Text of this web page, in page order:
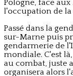
Pologne, face
l'occupation de la
Passé dans la
sur-Marne puis
gendarmerie de
mondiale. C'est
au combat, juste
organisera alors